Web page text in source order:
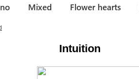
Mixed Flower hearts
Intuition